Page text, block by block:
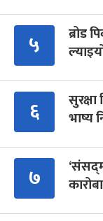
५
ब्रोड
६
सुरक्षा
भाष्य
७